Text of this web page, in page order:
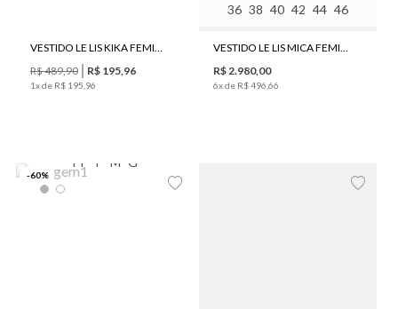
VESTIDO LE LIS KIKA FEMININO
R$489,90 R$ 195 96
1x de R$ 195 96
36 38 40 42 44 46
VESTIDO LE LIS MICA FEMININO
R$ 2.980, 00
6x de R$496 66
-60%
PP P M G